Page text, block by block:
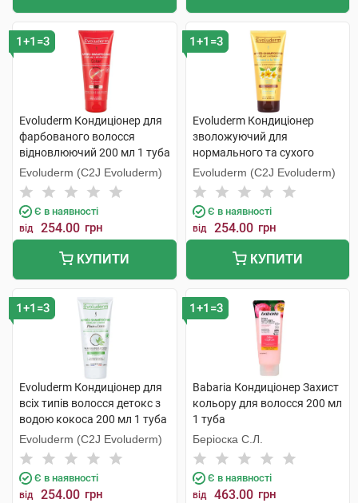
1+1=3
Evoluderm Кондиціонер для
фарбованого волосся
відновлюючий 200 мл 1 туба
Evoluderm (C2J Evoluderm)
Є в наявності
від 254.00 грн
КУПИТИ
1+1=3
Evoluderm Кондиціонер
зволожуючий для
нормального та сухого
волосся 200 мл 1 туба
Evoluderm (C2J Evoluderm)
Є в наявності
від 254.00 грн
КУПИТИ
1+1=3
Evoluderm Кондиціонер для
всіх типів волосся детокс з
водою кокоса 200 мл 1 туба
Evoluderm (C2J Evoluderm)
Є в наявності
від 254.00 грн
1+1=3
Babaria Кондиціонер Захист
кольору для волосся 200 мл
1 туба
Беріоска С.Л.
Є в наявності
від 463.00 грн